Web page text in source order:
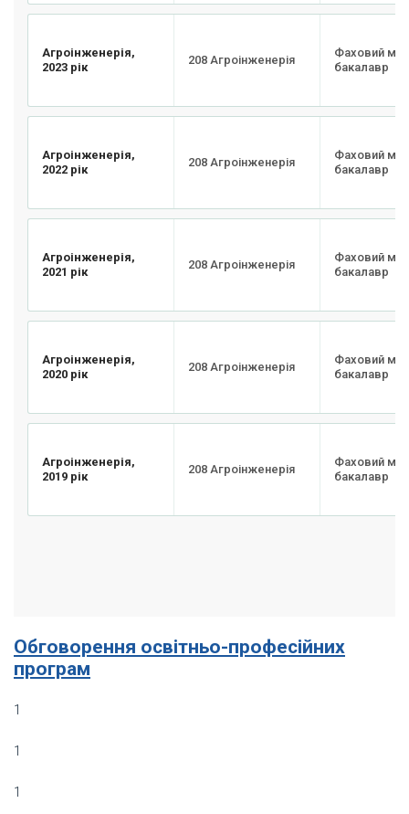
Агроінженерія,
2023 рік
208 Агроінженерія
Фаховий
бакалавр
Агроінженерія,
2022 рік
208 Агроінженерія
Фаховий
бакалавр
Агроінженерія,
2021 рік
208 Агроінженерія
Фаховий
бакалавр
Агроінженерія,
2020 рік
208 Агроінженерія
Фаховий
бакалавр
Агроінженерія,
2019 рік
208 Агроінженерія
Фаховий
бакалавр
Обговорення освітньо-професійних
програм
1
1
1